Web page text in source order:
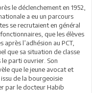
le déclenchement en 1952,
a eu un parcours
se recrutaient en général
que les élèves
l’adhésion au PCT,
que sa situation de classe
le parti ouvrier. Son
que le jeune avocat et
de la bourgeoisie
par le docteur Habib